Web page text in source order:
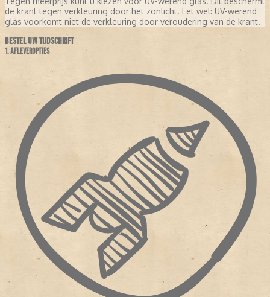
de krant tegen verkleuring door het zonlicht. Let wel: UV-werend
glas voorkomt niet de verkleuring door veroudering van de krant.
BESTEL UW TIJDSCHRIFT
1. AFLEVEROPTIES